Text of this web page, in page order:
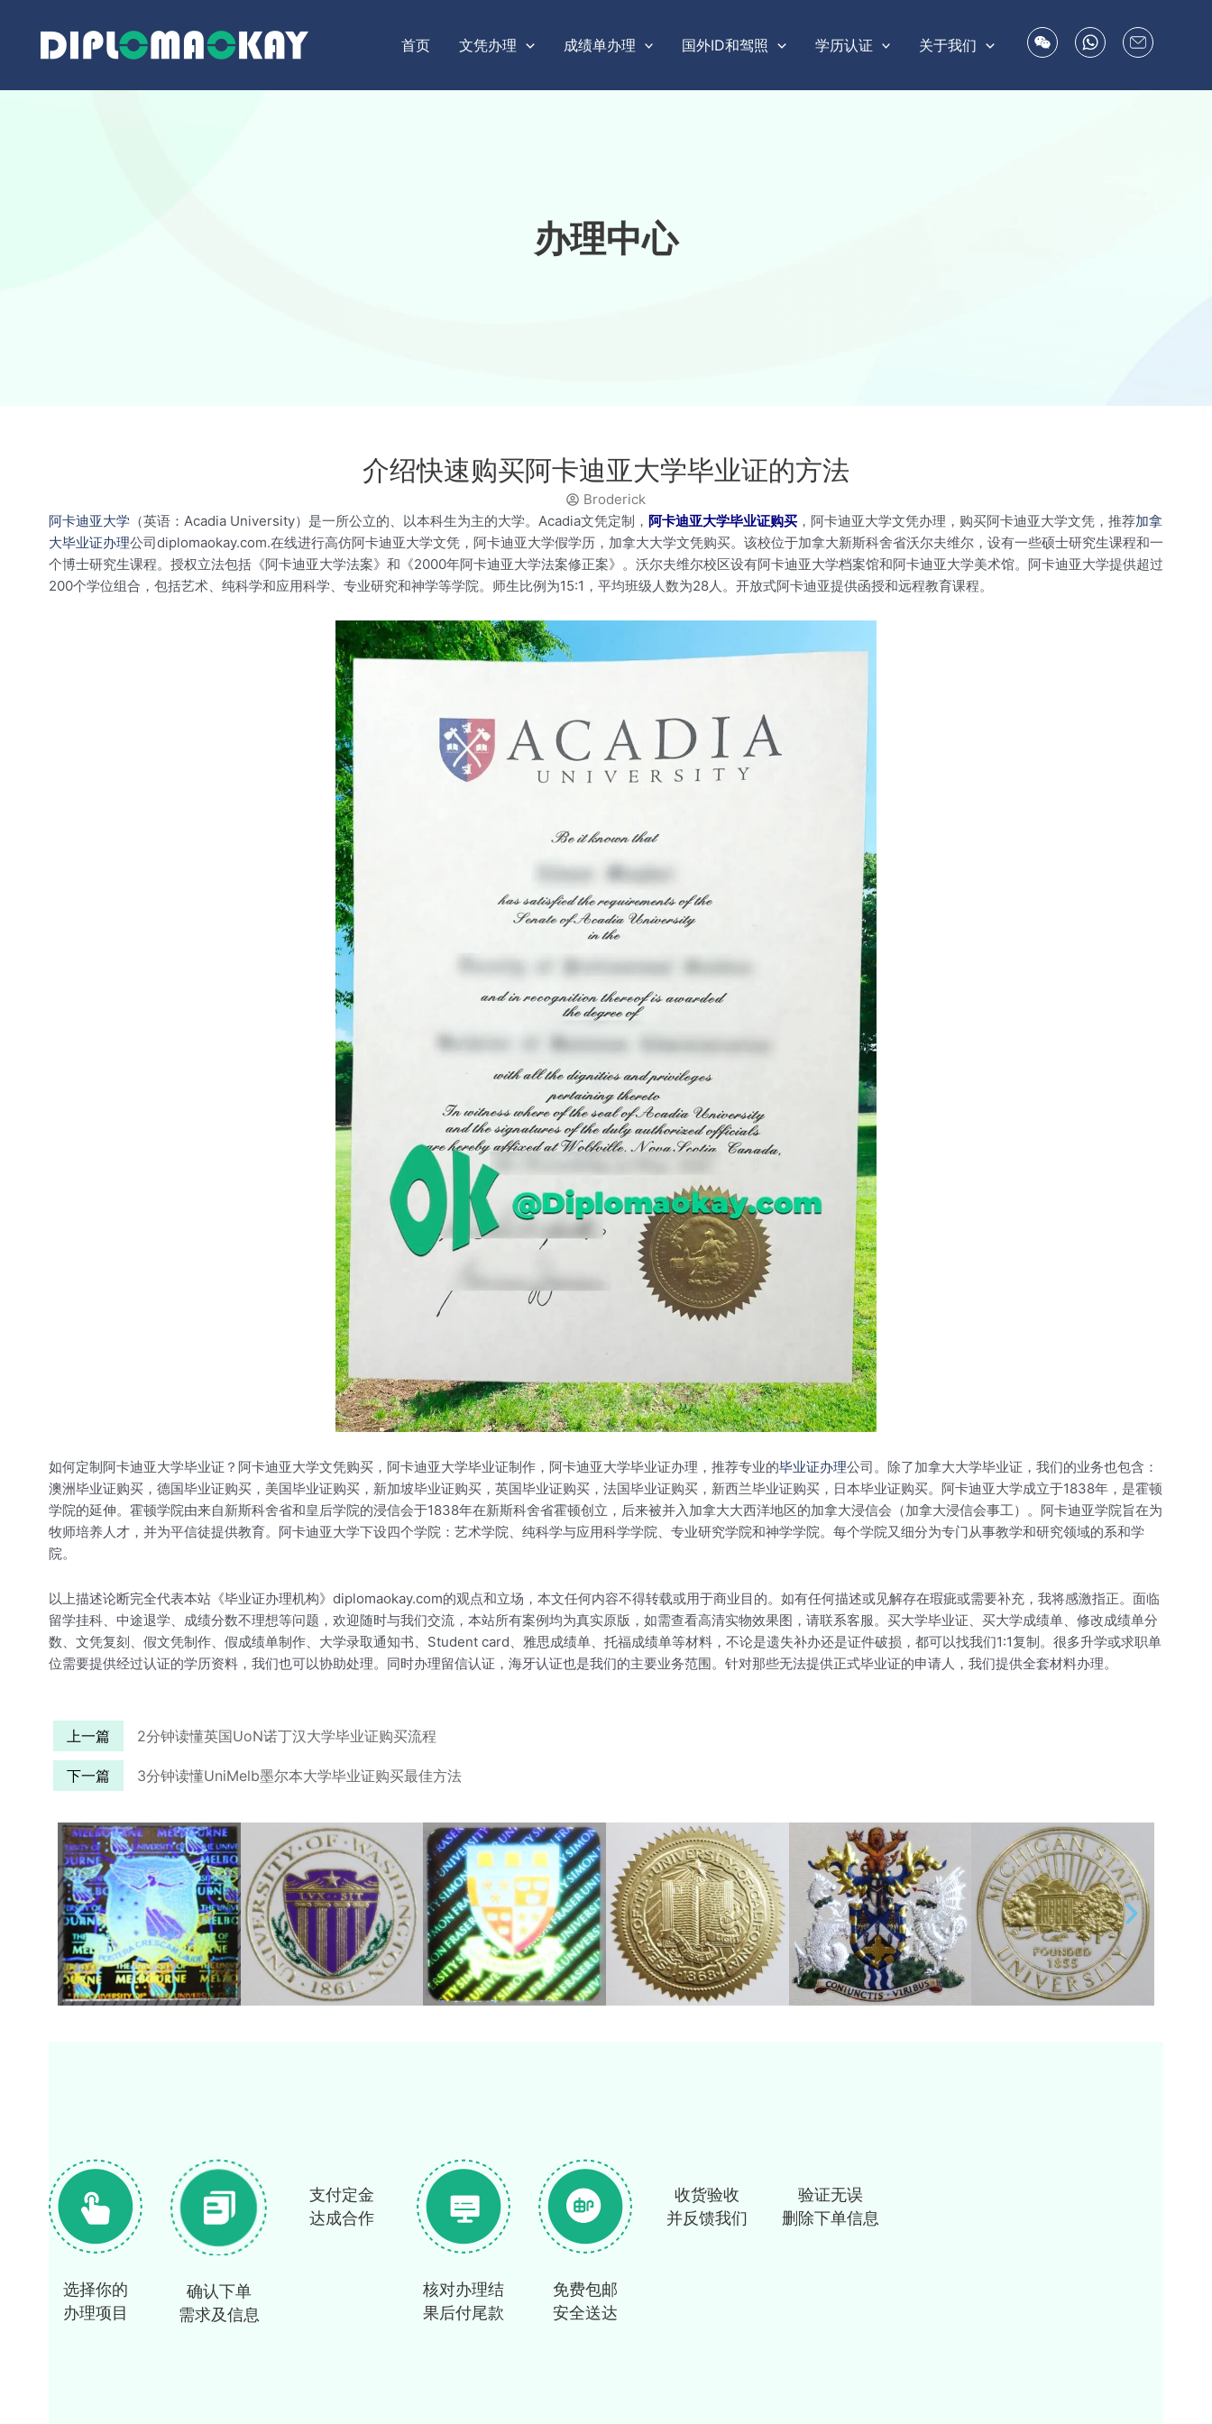
首页 文凭办理 成绩单办理 国外ID和驾照 学历认证 关于我们
办理中心
介绍快速购买阿卡迪亚大学毕业证的方法
Broderick
阿卡迪亚大学 （英语：Acadia University）是一所公立的、以本科生为主的大学。Acadia文凭定制， 阿卡迪亚大学毕业证购买 ，阿卡迪亚大学文凭办理，购买阿卡迪亚大学文凭，推荐加拿
大毕业证办理公司diplomaokay.com.在线进行高仿阿卡迪亚大学文凭，阿卡迪亚大学假学历，加拿大大学文凭购买。该校位于加拿大新斯科舍省沃尔夫维尔，设有一些硕士研究生课程和一
个博士研究生课程。授权立法包括《阿卡迪亚大学法案》和《2000年阿卡迪亚大学法案修正案》。沃尔夫维尔校区设有阿卡迪亚大学档案馆和阿卡迪亚大学美术馆。阿卡迪亚大学提供超过
200个学位组合，包括艺术、纯科学和应用科学、专业研究和神学等学院。师生比例为15:1，平均班级人数为28人。开放式阿卡迪亚提供函授和远程教育课程。
如何定制阿卡迪亚大学毕业证？阿卡迪亚大学文凭购买，阿卡迪亚大学毕业证制作，阿卡迪亚大学毕业证办理，推荐专业的毕业证办理公司。除了加拿大大学毕业证，我们的业务也包含：
澳洲毕业证购买，德国毕业证购买，美国毕业证购买，新加坡毕业证购买，英国毕业证购买，法国毕业证购买，新西兰毕业证购买，日本毕业证购买。阿卡迪亚大学成立于1838年，是霍顿
学院的延伸。霍顿学院由来自新斯科舍省和皇后学院的浸信会于1838年在新斯科舍省霍顿创立，后来被并入加拿大大西洋地区的加拿大浸信会（加拿大浸信会事工）。阿卡迪亚学院旨在为
牧师培养人才，并为平信徒提供教育。阿卡迪亚大学下设四个学院：艺术学院、纯科学与应用科学学院、专业研究学院和神学学院。每个学院又细分为专门从事教学和研究领域的系和学
院。
以上描述论断完全代表本站《毕业证办理机构》diplomaokay.com的观点和立场，本文任何内容不得转载或用于商业目的。如有任何描述或见解存在瑕疵或需要补充，我将感激指正。面临
留学挂科、中途退学、成绩分数不理想等问题，欢迎随时与我们交流，本站所有案例均为真实原版，如需查看高清实物效果图，请联系客服。买大学毕业证、买大学成绩单、修改成绩单分
数、文凭复刻、假文凭制作、假成绩单制作、大学录取通知书、Student card、雅思成绩单、托福成绩单等材料，不论是遗失补办还是证件破损，都可以找我们1:1复制。很多升学或求职单
位需要提供经过认证的学历资料，我们也可以协助处理。同时办理留信认证，海牙认证也是我们的主要业务范围。针对那些无法提供正式毕业证的申请人，我们提供全套材料办理。
上一篇 2分钟读懂英国UoN诺丁汉大学毕业证购买流程
下一篇 3分钟读懂UniMelb墨尔本大学毕业证购买最佳方法
选择你的
办理项目
确认下单
需求及信息
支付定金
达成合作
核对办理结
果后付尾款
免费包邮
安全送达
收货验收
并反馈我们
验证无误
删除下单信息